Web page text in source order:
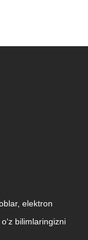
elektron
bilimlaringizni